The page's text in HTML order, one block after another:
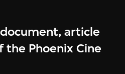
article
the Phoenix Cine